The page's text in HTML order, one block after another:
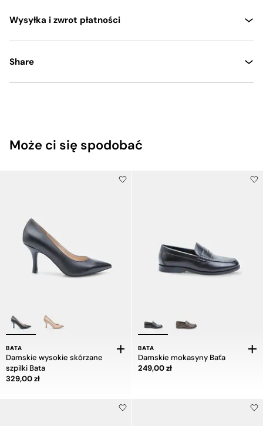
Wysyłka i zwrot płatności
Share
Może ci się spodobać
BATA
Damskie wysokie skórzane
szpilki Bata
Cena 329,00 zł
329,00 zł
BATA
Damskie mokasyny Baťa
Cena 249,00 zł
249,00 zł